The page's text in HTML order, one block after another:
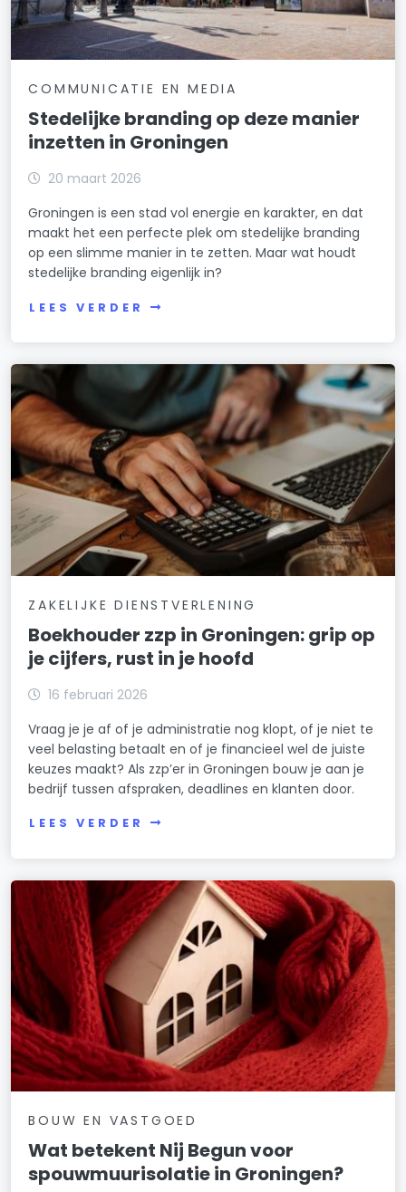
COMMUNICATIE EN MEDIA
Stedelijke branding op deze manier
inzetten in Groningen
20 maart 2026
Groningen is een stad vol energie en karakter, en dat
maakt het een perfecte plek om stedelijke branding
op een slimme manier in te zetten. Maar wat houdt
stedelijke branding eigenlijk in?
LEES VERDER
ZAKELIJKE DIENSTVERLENING
Boekhouder zzp in Groningen: grip op
je cijfers, rust in je hoofd
16 februari 2026
Vraag je je af of je administratie nog klopt, of je niet te
veel belasting betaalt en of je financieel wel de juiste
keuzes maakt? Als zzp’er in Groningen bouw je aan je
bedrijf tussen afspraken, deadlines en klanten door.
LEES VERDER
BOUW EN VASTGOED
Wat betekent Nij Begun voor
spouwmuurisolatie in Groningen?